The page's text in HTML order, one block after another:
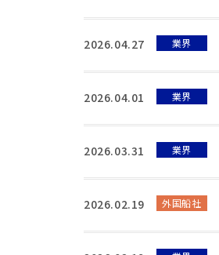
2026.04.27 業界
2026.04.01 業界
2026.03.31 業界
2026.02.19 外国船社